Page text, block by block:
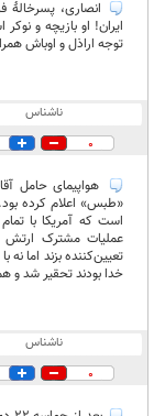
انصاری، پسرخالۀ
ایران! او بازیچه و
توجه اراذل و اوباش
ناشناس
0
هواپیمای حامل
«طبس» اعلام کرده
است که آمریکا با
عملیات مشترک ارتش
تعیین‌کننده بزند اما نه
خدا بودند تحقیر شد و
ناشناس
0